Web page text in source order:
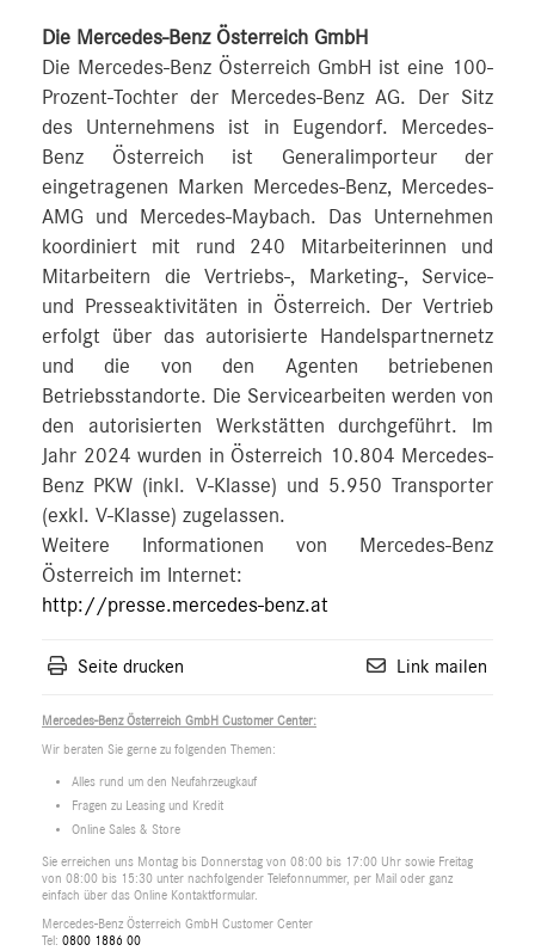
Die Mercedes-Benz Österreich GmbH
Die Mercedes-Benz Österreich GmbH ist eine 100-
Prozent-Tochter der Mercedes-Benz AG. Der Sitz
des Unternehmens ist in Eugendorf. Mercedes-
Benz Österreich ist Generalimporteur der
eingetragenen Marken Mercedes-Benz, Mercedes-
AMG und Mercedes-Maybach. Das Unternehmen
koordiniert mit rund 240 Mitarbeiterinnen und
Mitarbeitern die Vertriebs-, Marketing-, Service-
und Presseaktivitäten in Österreich. Der Vertrieb
erfolgt über das autorisierte Handelspartnernetz
und die von den Agenten betriebenen
Betriebsstandorte. Die Servicearbeiten werden von
den autorisierten Werkstätten durchgeführt. Im
Jahr 2024 wurden in Österreich 10.804 Mercedes-
Benz PKW (inkl. V-Klasse) und 5.950 Transporter
(exkl. V-Klasse) zugelassen.
Weitere Informationen von Mercedes-Benz
Österreich im Internet:
http://presse.mercedes-benz.at
Seite drucken Link mailen
Mercedes-Benz Österreich GmbH Customer Center:
Wir beraten Sie gerne zu folgenden Themen:
Alles rund um den Neufahrzeugkauf
Fragen zu Leasing und Kredit
Online Sales & Store
Sie erreichen uns Montag bis Donnerstag von 08:00 bis 17:00 Uhr sowie Freitag
von 08:00 bis 15:30 unter nachfolgender Telefonnummer, per Mail oder ganz
einfach über das Online Kontaktformular.
Mercedes-Benz Österreich GmbH Customer Center
Tel: 0800 1886 00